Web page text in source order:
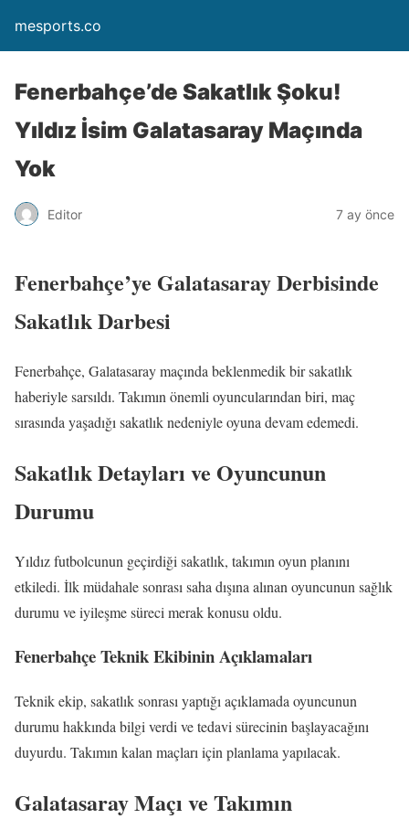
mesports.co
Fenerbahçe’de Sakatlık Şoku!
Yıldız İsim Galatasaray Maçında
Yok
Editor 7 ay önce
Fenerbahçe’ye Galatasaray Derbisinde
Sakatlık Darbesi
Fenerbahçe, Galatasaray maçında beklenmedik bir sakatlık
haberiyle sarsıldı. Takımın önemli oyuncularından biri, maç
sırasında yaşadığı sakatlık nedeniyle oyuna devam edemedi.
Sakatlık Detayları ve Oyuncunun
Durumu
Yıldız futbolcunun geçirdiği sakatlık, takımın oyun planını
etkiledi. İlk müdahale sonrası saha dışına alınan oyuncunun sağlık
durumu ve iyileşme süreci merak konusu oldu.
Fenerbahçe Teknik Ekibinin Açıklamaları
Teknik ekip, sakatlık sonrası yaptığı açıklamada oyuncunun
durumu hakkında bilgi verdi ve tedavi sürecinin başlayacağını
duyurdu. Takımın kalan maçları için planlama yapılacak.
Galatasaray Maçı ve Takımın